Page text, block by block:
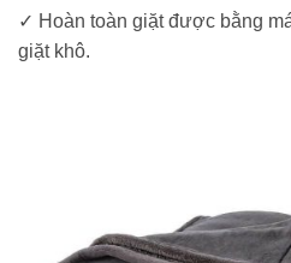
✓ Hoàn toàn giặt được bằng
giặt khô.